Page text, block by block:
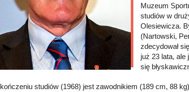
Muzeum
studiów w
Olesiewicza.
(Nartowski,
zdecydował
już 23 lata, ale
się
studiów (1968) jest zawodnikiem (189 cm, 88